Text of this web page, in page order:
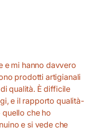
e mi hanno davvero
prodotti artigianali
qualità. È difficile
e il rapporto qualità-
che ho
e si vede che